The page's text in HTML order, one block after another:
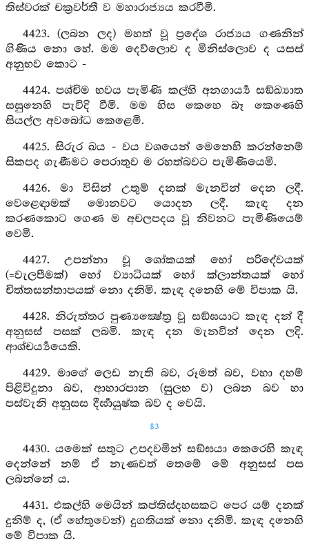
තිස්වරක් චක්‍රවර්තී ව මහාරාජ්‍යය කරවීමි.
4423. (ලබන ලද) මහත් වූ ප්‍රදේශ රාජ්‍යය ගණනින්
ගිණිය නො හේ. මම දෙව්ලොව ද මිනිස්ලොව ද යසස්
අනුභව කොට -
4424. පශ්චිම භවය පැමිණි කල්හි අනගාර්‍ය්‍ය සඞ්ඛ්‍යාත
සසුනෙහි පැවිදි වීමි. මම හිස කෙහෙ බෑ කෙණෙහි
සියල්ල අවබෝධ කෙළෙමි.
4425. සිරුර ඛය - වය වශයෙන් මෙනෙහි කරන්නෙම්
සිකපද ගැණීමට පෙරාතුව ම රහත්බවට පැමිණියෙමි.
4426. මා විසින් උතුම් දනක් මැනවින් දෙන ලදී.
වෙළෙඳාමක් මොනවට යොදන ලදී. කැඳ දන
කරණකොට ගෙණ ම අචලපදය වූ නිවනට පැමිණියෙම්
වෙමි.
4427. උපන්නා වූ ශෝකයක් හෝ පරිදේවයක්
(=වැලපීමක්) හෝ ව්‍යාධියක් හෝ ක්ලාන්තයක් හෝ
චිත්තසන්තාපයක් නො දනිමි. කැඳ දනෙහි මේ විපාක යි.
4428. නිරුත්තර පුණ්‍යක්‍ෂේත්‍ර වූ සඞ්ඝයාට කැඳ දන් දී
අනුසස් පසක් ලබමි. කැඳ දන මැනවින් දෙන ලදි.
ආශ්චර්‍ය්‍යයෙකි.
4429. මාගේ ලෙඩ නැති බව, රූමත් බව, වහා දහම්
පිළිවිදුනා බව, ආහාරපාන (සුලභ ව) ලබන බව හා
පස්වැනි අනුසස දීර්‍ඝායුෂ්ක බව ද වෙයි.
83
4430. යමෙක් සතුට උපදවමින් සඞ්ඝයා කෙරෙහි කැඳ
දෙන්නේ නම් ඒ නැණවත් තෙමේ මේ අනුසස් පස
ලබන්නේ ය.
4431. එකල්හි මෙයින් කප්තිස්දහසකට පෙර යම් දනක්
දුනිම් ද, (ඒ හේතුවෙන්) දුගතියක් නො දනිමි. කැඳ දනෙහි
මේ විපාක යි.